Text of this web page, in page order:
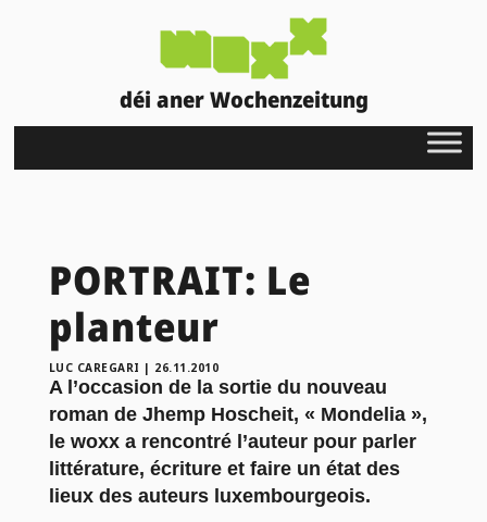
déi aner Wochenzeitung
PORTRAIT: Le
planteur
LUC CAREGARI | 26.11.2010
A l’occasion de la sortie du nouveau
roman de Jhemp Hoscheit, « Mondelia »,
le woxx a rencontré l’auteur pour parler
littérature, écriture et faire un état des
lieux des auteurs luxembourgeois.